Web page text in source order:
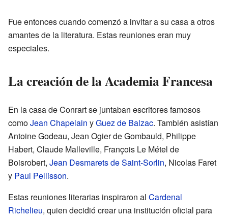
Fue entonces cuando comenzó a invitar a su casa a otros
amantes de la literatura. Estas reuniones eran muy
especiales.
La creación de la Academia Francesa
En la casa de Conrart se juntaban escritores famosos
comoJean Chapelain yGuez de Balzac. También asistían
Antoine Godeau, Jean Ogier de Gombauld, Philippe
Habert, Claude Malleville, François Le Métel de
Boisrobert, Jean Desmarets de Saint-Sorlin, Nicolas Faret
y Paul Pellisson.
Estas reuniones literarias inspiraron al Cardenal
Richelieu, quien decidió crear una institución oficial para